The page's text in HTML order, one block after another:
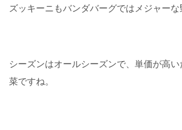
ズッキーニもバンダバーグではメジャーな
シーズンはオールシーズンで、単価が高
菜ですね。